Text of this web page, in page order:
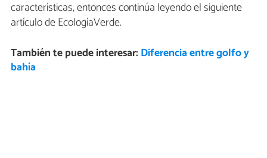
características, entonces continúa leyendo el siguiente
artículo de EcologíaVerde.
También te puede interesar: Diferencia entre golfo y
bahía